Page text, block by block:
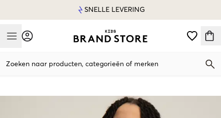
SNELLE LEVERING
Mobile Menu
Zoeken naar producten, categorieën of merken